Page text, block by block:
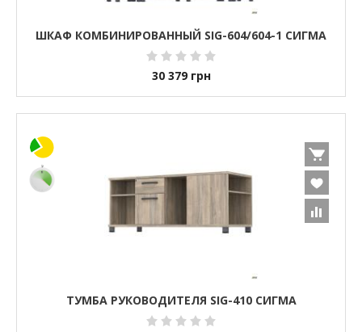
ШКАФ КОМБИНИРОВАННЫЙ SIG-604/604-1 СИГМА
30 379 грн
ТУМБА РУКОВОДИТЕЛЯ SIG-410 СИГМА